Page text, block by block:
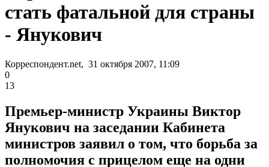
стать фатальной для страны
- Янукович
Корреспондент.net, 31 октября 2007, 11:09
0
13
Премьер-министр Украины Виктор
Янукович на заседании Кабинета
министров заявил о том, что борьба за
полномочия с прицелом еще на одни